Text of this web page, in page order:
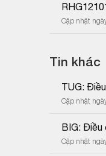
Cập nhật
Tin khác
TUG:
Cập nhật
BIG: Điều
Cập nhật